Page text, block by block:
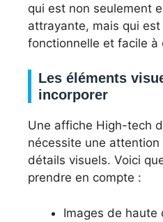
qui est non seulement
attrayante, mais qui
fonctionnelle et facile à
Les éléments
incorporer
Une affiche High-tech
nécessite une
détails visuels. Voici
prendre en compte :
Images de haute